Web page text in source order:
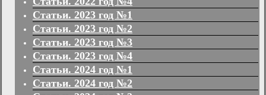
Статьи. 2023 год №1
Статьи. 2023 год №2
Статьи. 2023 год №3
Статьи. 2023 год №4
Статьи. 2024 год №1
Статьи. 2024 год №2